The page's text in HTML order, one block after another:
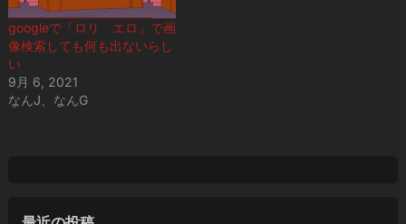
googleで「ロリ エロ」で画
像検索しても何も出ないらし
い
9月 6, 2021
なんJ、なんG